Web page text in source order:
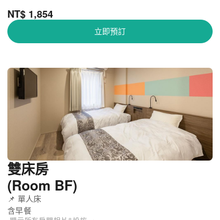
NT$ 1,854
立即預訂
雙床房
(Room BF)
📌 單人床
含早餐